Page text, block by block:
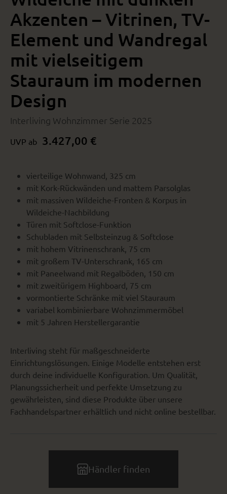
Akzenten – Vitrinen, TV-
Element und Wandregal
mit vielseitigem
Stauraum im modernen
Design
Interliving Wohnzimmer Serie 2025
UVP ab 3.427,00 €
vierteilige Wohnwand, 325 cm
mit Kork-Rückwänden und mattem Parsolglas
mit massiven Wildeiche-Fronten & Korpus in
Wildeiche-Nachbildung
Türen mit Softclose-Funktion
Schubladen mit Selbsteinzug & Softclose
mit hohem Vitrinenschrank, 75 cm
mit großem TV-Unterschrank, 165 cm
mit Paneelwand mit Regalböden, 150 cm
mit zweitürigem Highboard, 75 cm
vormontierte Schränke mit viel Stauraum
variabel kombinierbare Wohnzimmermöbel
mit 5 Jahren Herstellergarantie
Interliving steht für maßgeschneiderte
Einrichtungslösungen. Einige Modelle entstehen erst
durch deine individuelle Konfiguration. Um Qualität,
Planungssicherheit und perfekte Umsetzung zu
gewährleisten, sind diese Produkte über unsere
Fachhandelspartner erhältlich und nicht online bestellbar.
Händler finden